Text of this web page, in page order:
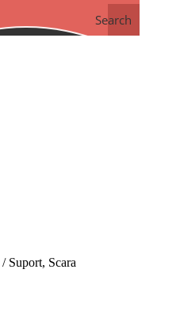
Search
/ Suport, Scara